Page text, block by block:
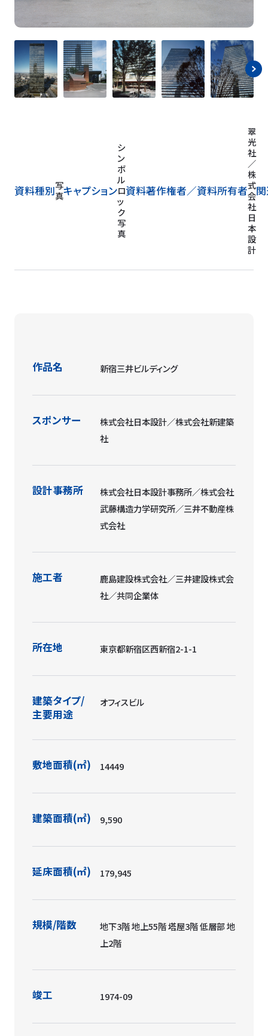
資料種別写
真キャプション
シ
ン
ボ
ル
ロ
ッ
ク
写
真
資料著作権者／資料所有者
翠
光
社
／
株
式
会
社
日
本
設
計
作品名 新宿三井ビルディング
スポンサー
株式会社日本設計／株式会社新建築
社
設計事務所
株式会社日本設計事務所／株式会社
武藤構造力学研究所／三井不動産株
式会社
施工者
鹿島建設株式会社／三井建設株式会
社／共同企業体
所在地 東京都新宿区西新宿2-1-1
建築タイプ/
主要用途
オフィスビル
敷地面積(㎡) 14449
建築面積(㎡) 9,590
延床面積(㎡) 179,945
規模/階数
地下3階 地上55階 塔屋3階 低層部 地
上2階
竣工 1974-09